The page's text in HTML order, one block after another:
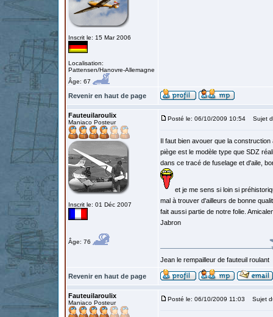
Inscrit le: 15 Mar 2006
Localisation:
Pattensen/Hanovre-Allemagne
Âge: 67
Revenir en haut de page
Fauteuilaroulix
Maniaco Posteur
Inscrit le: 01 Déc 2007
Âge: 76
Posté le: 06/10/2009 10:54 Sujet
Il faut bien avouer que la
piège est le modèle type que SDZ
dans ce tracé de fuselage et d'aile,
et je me sens si loin si
mal à trouver d'ailleurs de bonne
fait aussi partie de notre folie.
Jabron
Jean le rempailleur de fauteuil roulant
Revenir en haut de page
Fauteuilaroulix
Maniaco Posteur
Posté le: 06/10/2009 11:03 Sujet